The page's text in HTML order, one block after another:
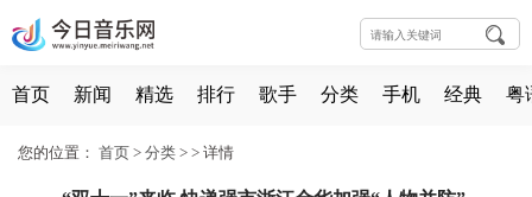
首页 新闻 精选 排行 歌手 分类 手机 经典 粤
您的位置： 首页 > 分类 > > 详情